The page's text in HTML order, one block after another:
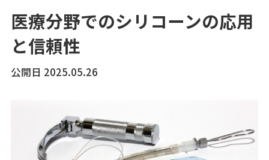
医療分野でのシリコーンの応用
と信頼性
公開日 2025.05.26